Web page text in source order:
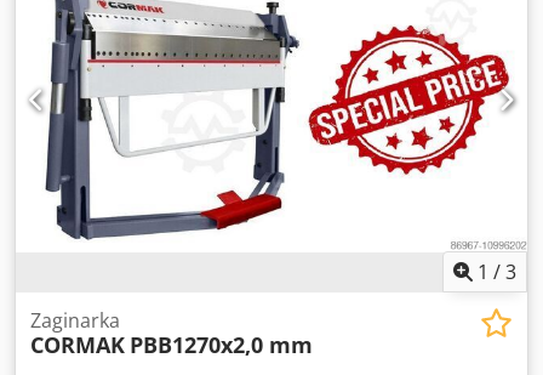
1 /3
Zaginarka
CORMAK PBB1270x2,0 mm